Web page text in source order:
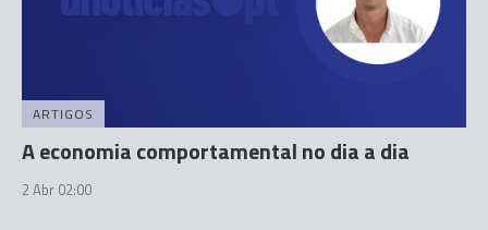
ARTIGOS
A economia comportamental no dia a dia
2 Abr 02:00